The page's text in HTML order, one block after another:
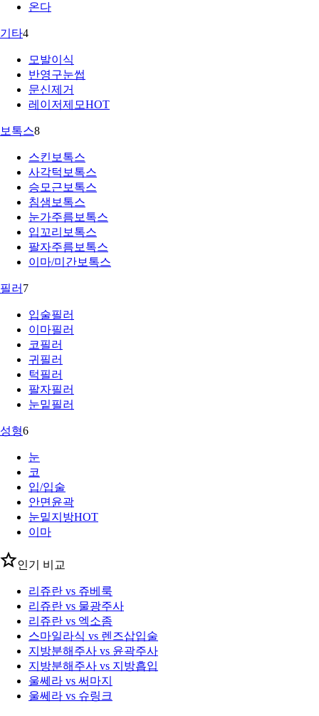
온다
기타4
모발이식
반영구눈썹
문신제거
레이저제모HOT
보톡스8
스킨보톡스
사각턱보톡스
승모근보톡스
침샘보톡스
눈가주름보톡스
입꼬리보톡스
팔자주름보톡스
이마/미간보톡스
필러 7
입술필러
이마필러
코필러
귀필러
턱필러
팔자필러
눈밑필러
성형6
눈
코
입/입술
안면윤곽
눈밑지방HOT
이마
인기 비교
리쥬란 vs 쥬베룩
리쥬란 vs 물광주사
리쥬란 vs 엑소좀
스마일라식 vs 렌즈삽입술
지방분해주사 vs 윤곽주사
지방분해주사 vs 지방흡입
울쎄라 vs 써마지
울쎄라 vs 슈링크